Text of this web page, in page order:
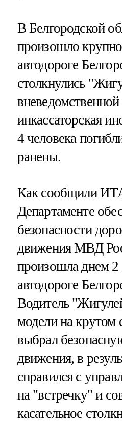
В Белгородской
произошло
автодороге
столкнулись
инкассаторская
4 человека
ранены.
Как сообщили
Департаменте
безопасности
движения МВД
произошла днем 2
автодороге
Водитель
модели на крутом
выбрал
движения, в
справился с
на "встречку" и
касательное